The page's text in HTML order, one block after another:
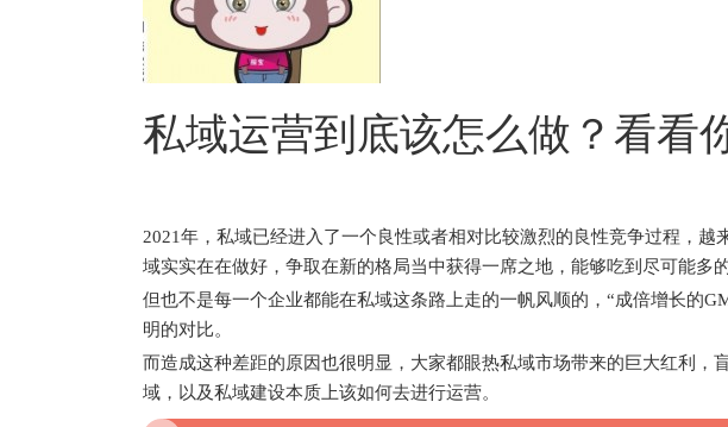
私域运营到底该怎么做？看看
2021年，私域已经进入了一个良性或者相对比较激烈的良性竞争过程，
域实实在在做好，争取在新的格局当中获得一席之地，能够吃到尽可能多的
但也不是每一个企业都能在私域这条路上走的一帆风顺的，“成倍增长的
明的对比。
而造成这种差距的原因也很明显，大家都眼热私域市场带来的巨大红利，
域，以及私域建设本质上该如何去进行运营。